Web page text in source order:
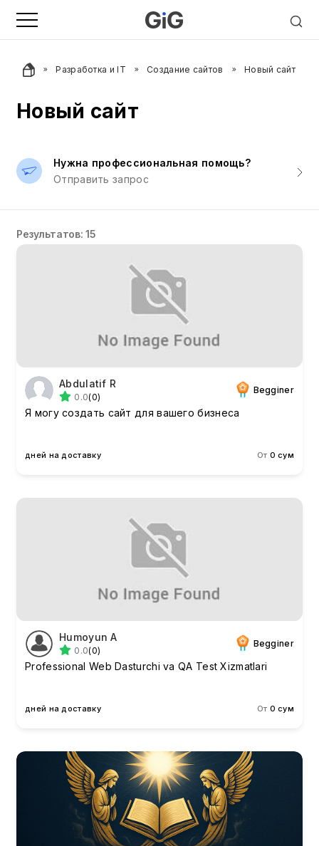
Разработка и IT Создание сайтов Новый сайт
Новый сайт
Нужна профессиональная помощь?
Отправить запрос
Результатов: 15
Abdulatif R
0.0(0)
Begginer
Я могу создать сайт для вашего бизнеса
дней на доставку От 0 сум
Humoyun A
0.0(0)
Begginer
Professional Web Dasturchi va QA Test Xizmatlari
дней на доставку От 0 сум